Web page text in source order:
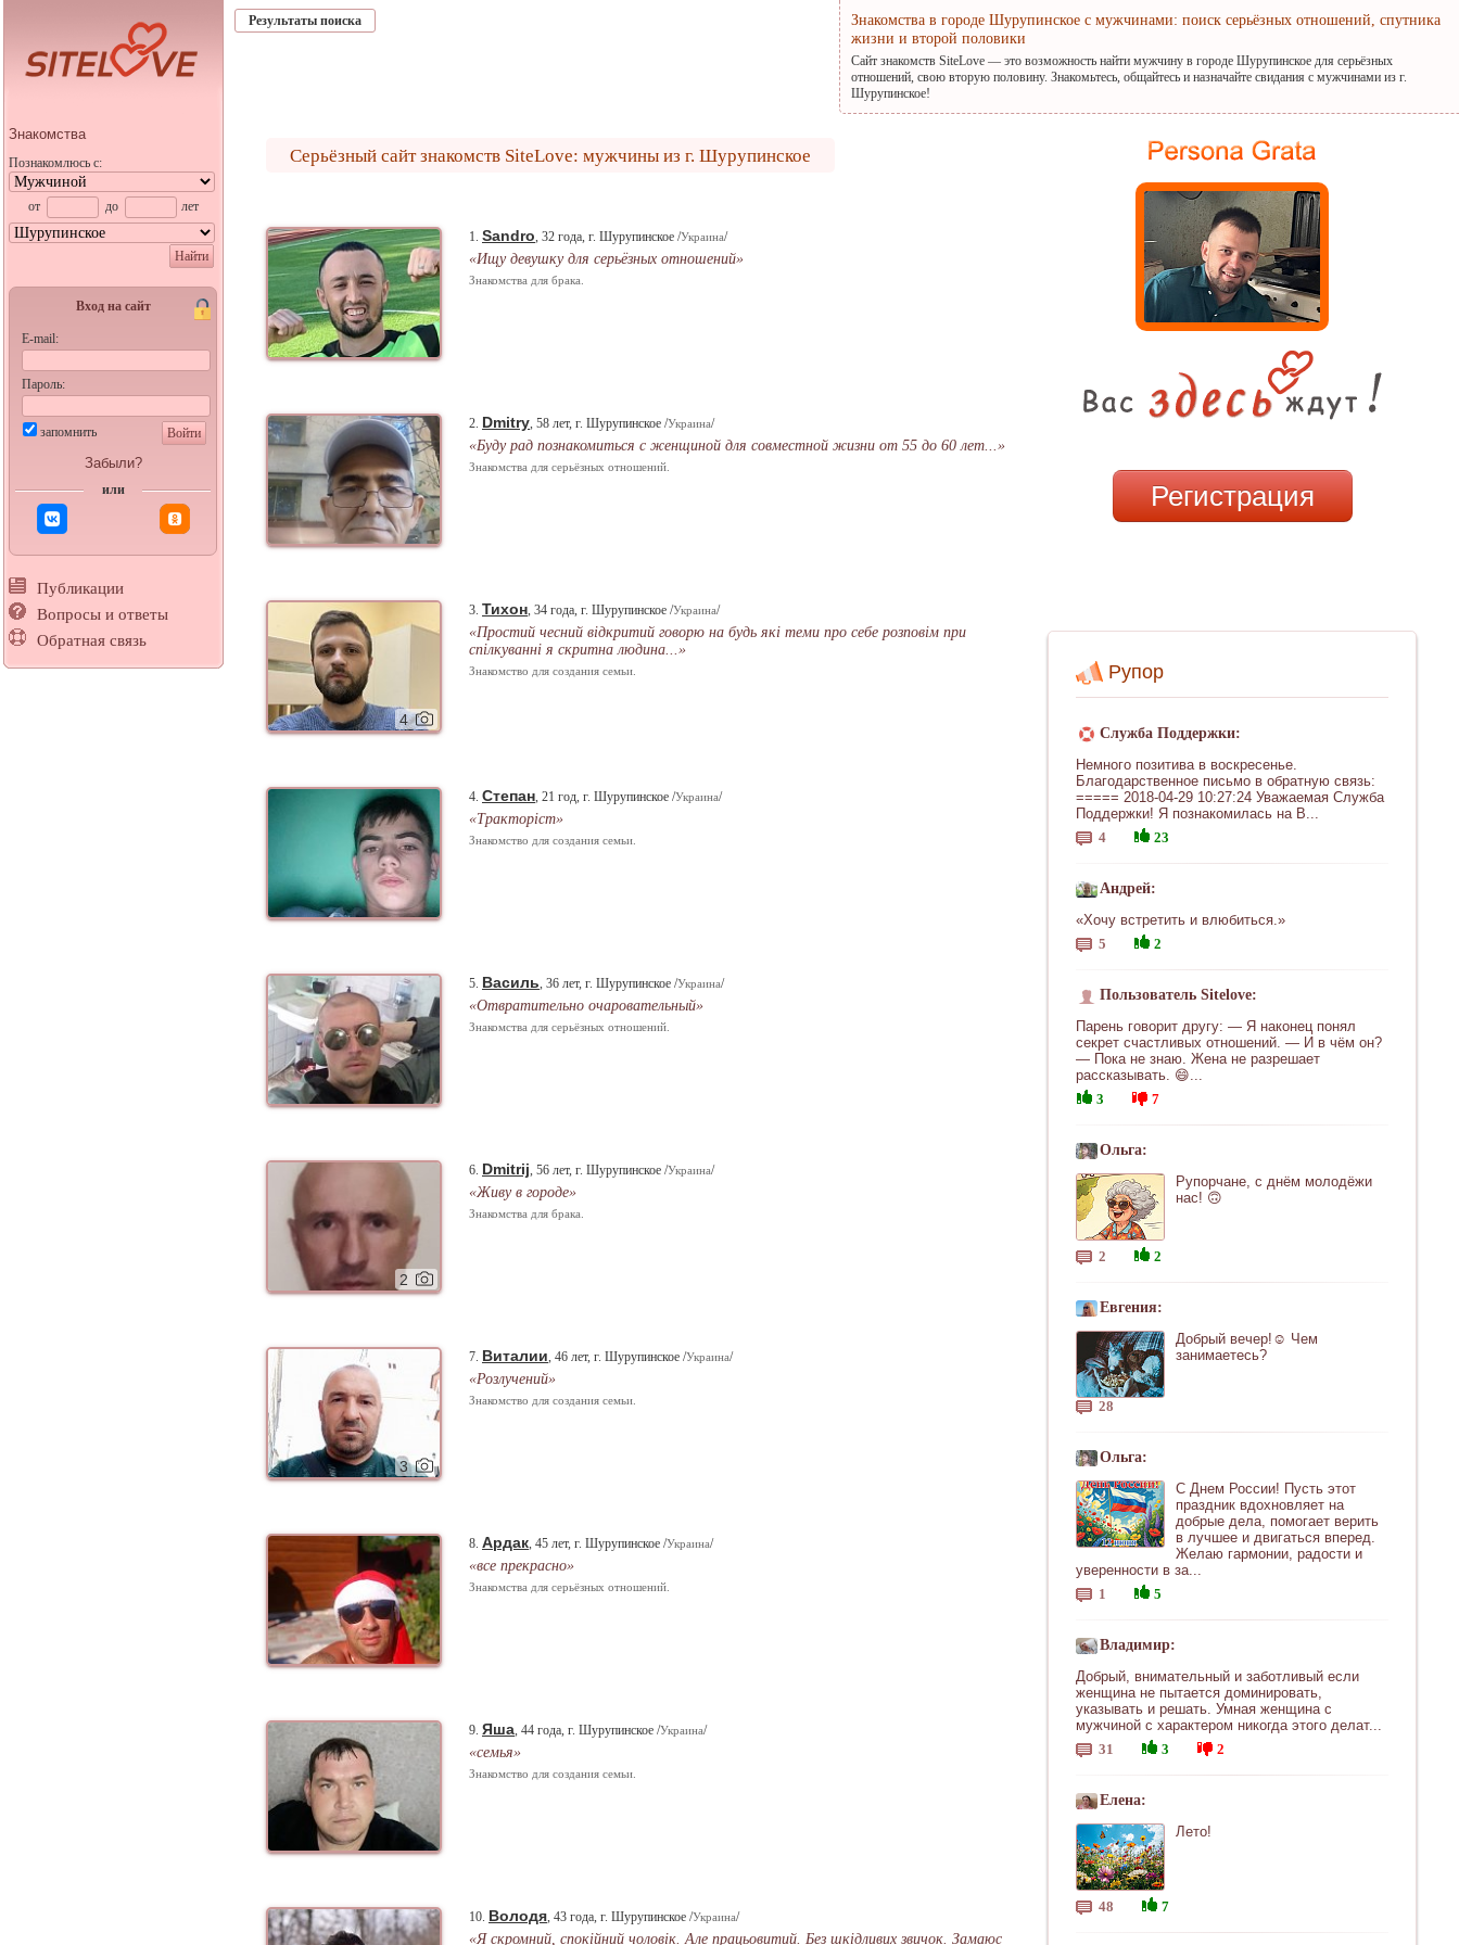
Знакомства
Познакомлюсь с:
от до лет
Найти
Вход на сайт
E-mail:
Пароль:
запомнить Войти
Забыли?
или
Публикации
Вопросы и ответы
Обратная связь
Результаты поиска
Знакомства в городе Шурупинское с мужчинами: поиск серьёзных отношений, спутника
жизни и второй половики
Сайт знакомств SiteLove — это возможность найти мужчину в городе Шурупинское для серьёзных
отношений, свою вторую половину. Знакомьтесь, общайтесь и назначайте свидания с мужчинами из г.
Шурупинское!
Серьёзный сайт знакомств SiteLove: мужчины из г. Шурупинское
Регистрация
Рупор
Служба Поддержки:
Немного позитива в воскресенье.
Благодарственное письмо в обратную связь:
===== 2018-04-29 10:27:24 Уважаемая Служба
Поддержки! Я познакомилась на В...
4
23
Андрей:
«Хочу встретить и влюбиться.»
5
2
Пользователь Sitelove:
Парень говорит другу: — Я наконец понял
секрет счастливых отношений. — И в чём он?
— Пока не знаю. Жена не разрешает
рассказывать. 😄...
3
7
Ольга:
Рупорчане, с днём молодёжи
нас! 🙃
2 2
Евгения:
Добрый вечер!☺ Чем
занимаетесь?
28
Ольга:
С Днем России! Пусть этот
праздник вдохновляет на
добрые дела, помогает верить
в лучшее и двигаться вперед.
Желаю гармонии, радости и
уверенности в за...
1
5
Владимир:
Добрый, внимательный и заботливый если
женщина не пытается доминировать,
указывать и решать. Умная женщина с
мужчиной с характером никогда этого делат...
31
3 2
Елена:
Лето!
48 7
1. Sandro, 32 года, г. Шурупинское /Украина/
«Ищу девушку для серьёзных отношений»
Знакомства для брака.
2. Dmitry, 58 лет, г. Шурупинское /Украина/
«Буду рад познакомиться с женщиной для совместной жизни от 55 до 60 лет...»
Знакомства для серьёзных отношений.
4
3. Тихон, 34 года, г. Шурупинское /Украина/
«Простий чесний відкритий говорю на будь які теми про себе розповім при
спілкуванні я скритна людина...»
Знакомство для создания семьи.
4. Степан, 21 год, г. Шурупинское /Украина/
«Тракторіст»
Знакомство для создания семьи.
5. Василь, 36 лет, г. Шурупинское /Украина/
«Отвратительно очаровательный»
Знакомства для серьёзных отношений.
2
6. Dmitrij, 56 лет, г. Шурупинское /Украина/
«Живу в городе»
Знакомства для брака.
3
7. Виталии, 46 лет, г. Шурупинское /Украина/
«Розлучений»
Знакомство для создания семьи.
8. Ардак, 45 лет, г. Шурупинское /Украина/
«все прекрасно»
Знакомства для серьёзных отношений.
9. Яша, 44 года, г. Шурупинское /Украина/
«семья»
Знакомство для создания семьи.
10. Володя, 43 года, г. Шурупинское /Украина/
«Я скромний, спокійний чоловік. Але працьовитий. Без шкідливих звичок. Замаюс